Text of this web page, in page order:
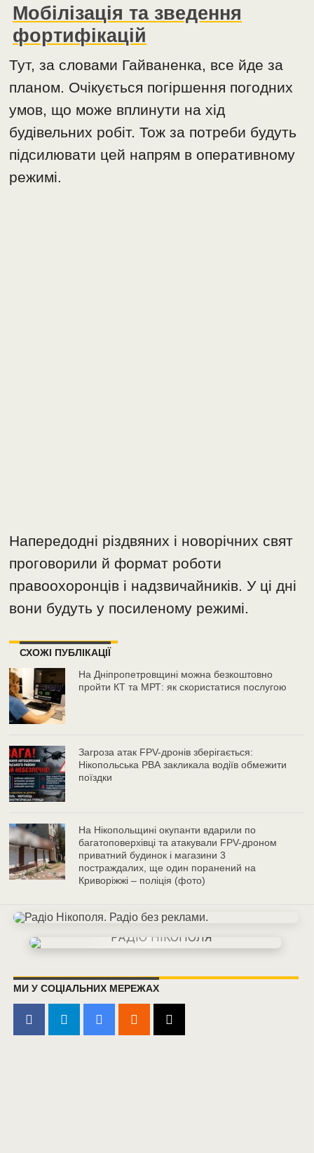
Мобілізація та зведення
фортифікацій
Тут, за словами Гайваненка, все йде за
планом. Очікується погіршення погодних
умов, що може вплинути на хід
будівельних робіт. Тож за потреби будуть
підсилювати цей напрям в оперативному
режимі.
Напередодні різдвяних і новорічних свят
проговорили й формат роботи
правоохоронців і надзвичайників. У ці дні
вони будуть у посиленому режимі.
СХОЖІ ПУБЛІКАЦІЇ
На Дніпропетровщині можна безкоштовно
пройти КТ та МРТ: як скористатися послугою
Загроза атак FPV-дронів зберігається:
Нікопольська РВА закликала водіїв обмежити
поїздки
На Нікопольщині окупанти вдарили по
багатоповерхівці та атакували FPV-дроном
приватний будинок і магазини 3
постраждалих, ще один поранений на
Криворіжжі – поліція (фото)
МИ У СОЦІАЛЬНИХ МЕРЕЖАХ